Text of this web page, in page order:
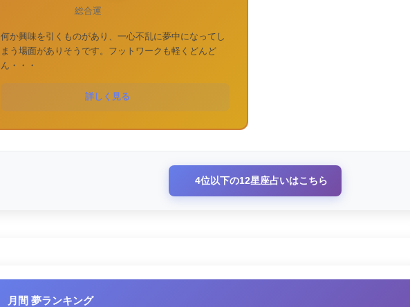
総合運
何か興味を引くものがあり、一心不乱に夢中になってし
まう場面がありそうです。フットワークも軽くどんど
ん・・・
詳しく見る
4位以下の12星座占いはこちら
月間 夢ランキング